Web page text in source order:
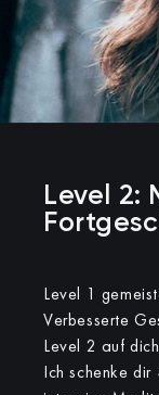
Level 2:
Level 1
Verbesserte
Level 2 auf
Ich schenke dir